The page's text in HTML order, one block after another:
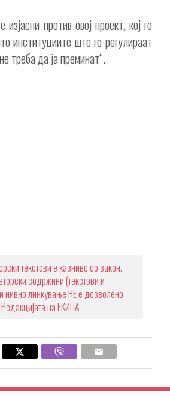
против овој проект, кој го
институциите што го регулираат
треба да ја преминат“.
текстови е казниво со закон.
содржини (текстови и
нивно линкување НЕ е дозволено
на ЕКИПА